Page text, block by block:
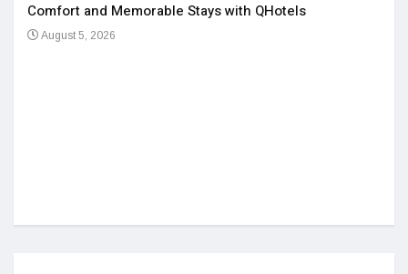
Comfort and Memorable Stays with QHotels
August 5, 2026